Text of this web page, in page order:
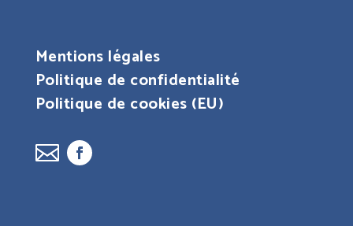
Mentions légales
Politique de confidentialité
Politique de cookies (EU)